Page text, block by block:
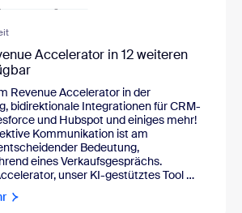
Accelerator in 12 weiteren
Revenue Accelerator in der
bidirektionale Integrationen für CRM-
und Hubspot und einiges mehr!
Kommunikation ist am
Bedeutung,
eines Verkaufsgesprächs.
unser KI-gestütztes Tool …